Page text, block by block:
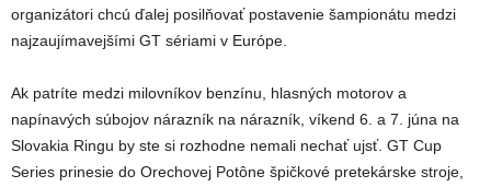
organizátori chcú ďalej posilňovať postavenie šampionátu medzi
najzaujímavejšími GT sériami v Európe.
Ak patríte medzi milovníkov benzínu, hlasných motorov a
napínavých súbojov nárazník na nárazník, víkend 6. a 7. júna na
Slovakia Ringu by ste si rozhodne nemali nechať ujsť. GT Cup
Series prinesie do Orechovej Potône špičkové pretekárske stroje,